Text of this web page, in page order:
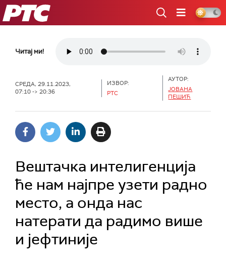
РТС
Читај ми!
СРЕДА, 29.11.2023,
07:10 -> 20:36
ИЗВОР:
РТС
АУТОР:
ЈОВАНА
ПЕШИЋ
Вештачка интелигенција
ће нам најпре узети радно
место, а онда нас
натерати да радимо више
и јефтиније